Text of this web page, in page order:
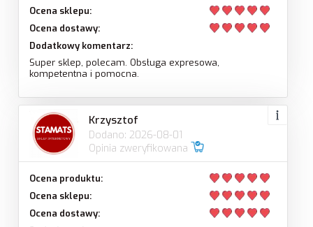
Ocena sklepu:
Ocena dostawy:
Dodatkowy komentarz:
Super sklep, polecam. Obsługa expresowa,
kompetentna i pomocna.
Krzysztof
Dodano: 2026-08-01
Opinia zweryfikowana
Ocena produktu:
Ocena sklepu:
Ocena dostawy: